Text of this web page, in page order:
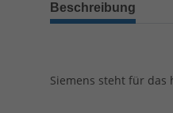
Beschreibung
Siemens steht für das